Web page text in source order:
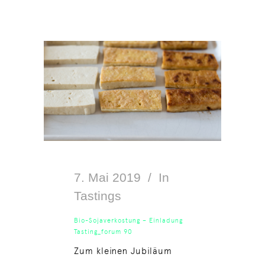
7. Mai 2019
In
Tastings
Bio-Sojaverkostung – Einladung
Tasting_forum 90
Zum kleinen Jubiläum